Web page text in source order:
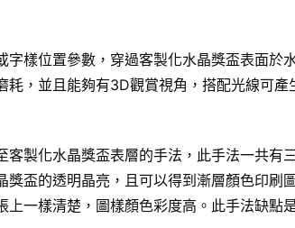
樣位置參數，穿過客製化水晶獎盃表面
，並且能夠有3D觀賞視角，搭配光線可產
製化水晶獎盃表層的手法，此手法一共
盃的透明晶亮，且可以得到漸層顏色印
一樣清楚，圖樣顏色彩度高。此手法缺點